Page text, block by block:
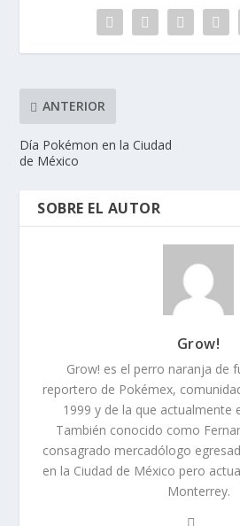
ANTERIOR
Día Pokémon en la Ciudad
de México
SOBRE EL AUTOR
Grow!
Grow! es el perro naranja de
reportero de Pokémex,
1999 y de la que actualmente
También conocido como
consagrado mercadólogo
en la Ciudad de México pero
Monterrey.